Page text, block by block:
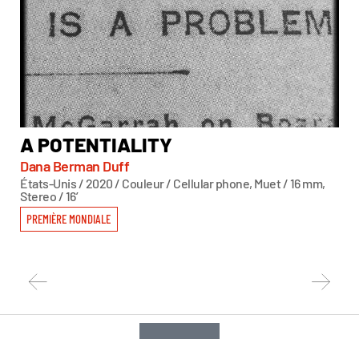
A POTENTIALITY
Dana Berman Duff
États-Unis / 2020 / Couleur / Cellular phone, Muet / 16 mm,
Stereo / 16’
PREMIÈRE MONDIALE